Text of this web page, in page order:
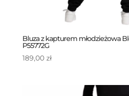
Bluza z kapturem młodzieżowa
P55772G
189,00 zł